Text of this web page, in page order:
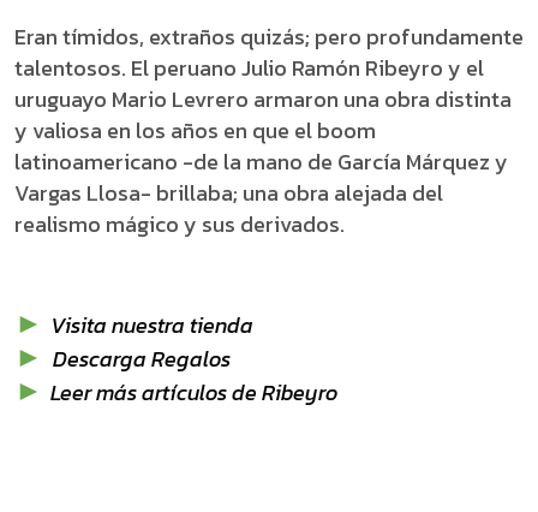
Eran tímidos, extraños quizás; pero profundamente
talentosos. El peruano Julio Ramón Ribeyro y el
uruguayo Mario Levrero armaron una obra distinta
y valiosa en los años en que el boom
latinoamericano -de la mano de García Márquez y
Vargas Llosa- brillaba; una obra alejada del
realismo mágico y sus derivados.
► Visita nuestra tienda
► Descarga Regalos
► Leer más artículos de Ribeyro